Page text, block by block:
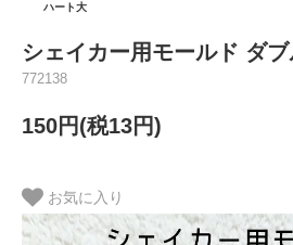
ハート大
シェイカー用モールド ダ
772138
150円(税13円)
お気に入り